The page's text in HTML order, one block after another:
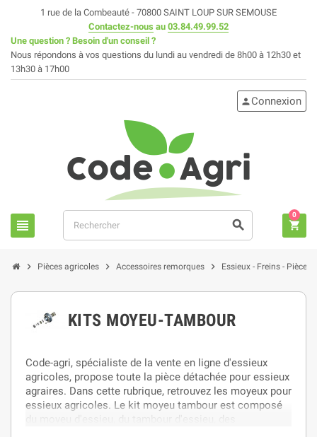
1 rue de la Combeauté - 70800 SAINT LOUP SUR SEMOUSE
Contactez-nous au 03.84.49.99.52
Une question ? Besoin d'un conseil ?
Nous répondons à vos questions du lundi au vendredi de 8h00 à 12h30 et
13h30 à 17h00
view_headline search
person Connexion
shopping_cart
0
chevron_right Pièces agricoles chevron_right Accessoires remorques chevron_right Essieux - Freins - Pièces
KITS MOYEU-TAMBOUR
Code-agri, spécialiste de la vente en ligne d'essieux
agricoles, propose toute la pièce détachée pour essieux
agraires. Dans cette rubrique, retrouvez les moyeux pour
essieux agricoles. Le kit moyeu tambour est composé